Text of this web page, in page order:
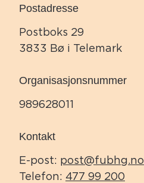
Postadresse
Postboks 29
3833 Bø i Telemark
Organisasjonsnummer
989628011
Kontakt
E-post: post@fubhg.no
Telefon: 477 99 200